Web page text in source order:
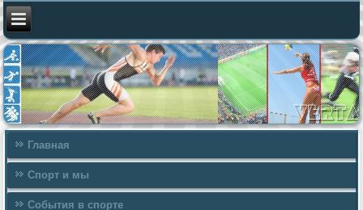
Главная
Спорт и мы
События в спорте